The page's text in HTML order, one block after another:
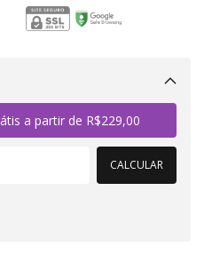
a partir de R$229,00
CALCULAR